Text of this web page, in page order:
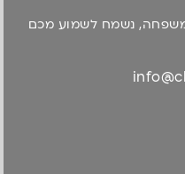
משפחה, נשמח לשמוע מכם